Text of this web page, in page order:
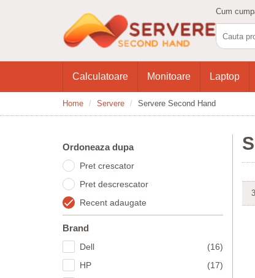
Cum
Calculatoare Monitoare Laptop
Home Servere Servere Second Hand
Ordoneaza dupa
Pret crescator
Pret descrescator
Recent adaugate
Brand
Dell
(16)
HP
(17)